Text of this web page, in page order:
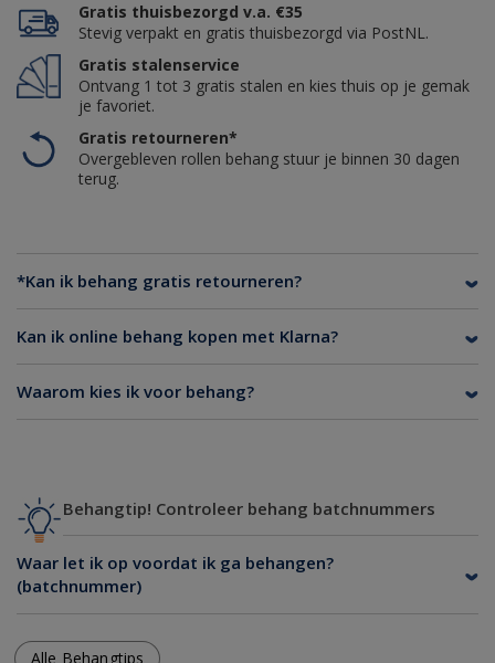
Gratis thuisbezorgd v.a. €35
Stevig verpakt en gratis thuisbezorgd via PostNL.
Gratis stalenservice
Ontvang 1 tot 3 gratis stalen en kies thuis op je gemak
je favoriet.
Gratis retourneren*
Overgebleven rollen behang stuur je binnen 30 dagen
terug.
*Kan ik behang gratis retourneren?
Kan ik online behang kopen met Klarna?
Waarom kies ik voor behang?
Behangtip! Controleer behang batchnummers
Waar let ik op voordat ik ga behangen?
(batchnummer)
Alle Behangtips